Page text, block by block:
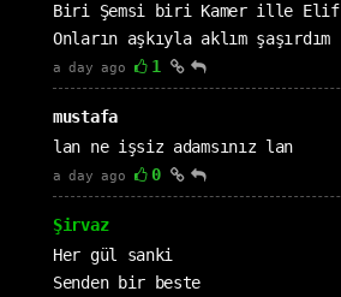
Biri Şemsi biri Kamer ille Elif
Onların aşkıyla aklım şaşırdım
a day ago 1
mustafa
lan ne işsiz adamsınız lan
a day ago 0
Şirvaz
Her gül sanki
Senden bir beste